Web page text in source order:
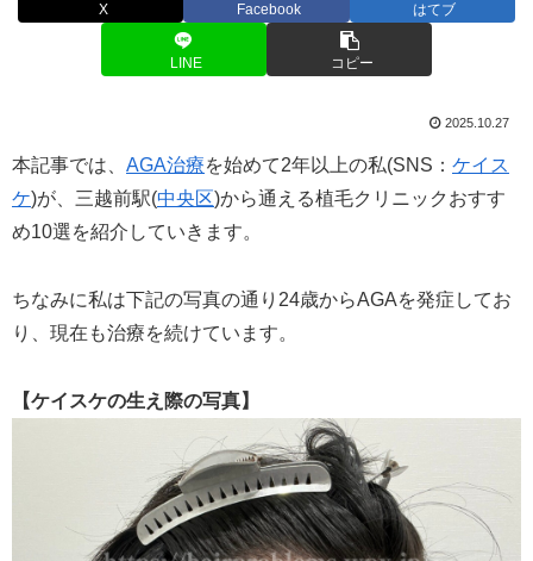
X Facebook はてブ
LINE コピー
2025.10.27
本記事では、 AGA治療を始めて2年以上の私(SNS： ケイス
ケ)が、三越前駅(中央区)から通える植毛クリニックおすす
め10選を紹介していきます。
ちなみに私は下記の写真の通り24歳からAGAを発症してお
り、現在も治療を続けています。
【ケイスケの生え際の写真】